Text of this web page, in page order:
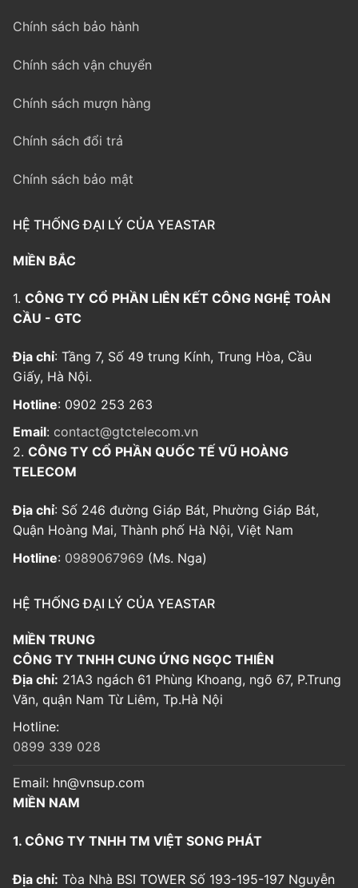
Chính sách bảo hành
Chính sách vận chuyển
Chính sách mượn hàng
Chính sách đổi trả
Chính sách bảo mật
HỆ THỐNG ĐẠI LÝ CỦA YEASTAR
MIỀN BẮC
1. CÔNG TY CỔ PHẦN LIÊN KẾT CÔNG NGHỆ TOÀN
CẦU - GTC
Địa chỉ: Tầng 7, Số 49 trung Kính, Trung Hòa, Cầu
Giấy, Hà Nội.
Hotline: 0902 253 263
Email: contact@gtctelecom.vn
2. CÔNG TY CỔ PHẦN QUỐC TẾ VŨ HOÀNG
TELECOM
Địa chỉ: Số 246 đường Giáp Bát, Phường Giáp Bát,
Quận Hoàng Mai, Thành phố Hà Nội, Việt Nam
Hotline: 0989067969 (Ms. Nga)
HỆ THỐNG ĐẠI LÝ CỦA YEASTAR
MIỀN TRUNG
CÔNG TY TNHH CUNG ỨNG NGỌC THIÊN
Địa chỉ: 21A3 ngách 61 Phùng Khoang, ngõ 67, P.Trung
Văn, quận Nam Từ Liêm, Tp.Hà Nội
Hotline:
0899 339 028
Email: hn@vnsup.com
MIỀN NAM
1. CÔNG TY TNHH TM VIỆT SONG PHÁT
Địa chỉ: Tòa Nhà BSI TOWER Số 193-195-197 Nguyễn